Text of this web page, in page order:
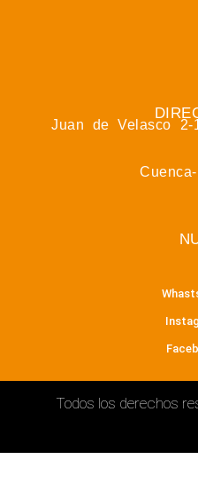
Juan de Velasco
Todos los derechos